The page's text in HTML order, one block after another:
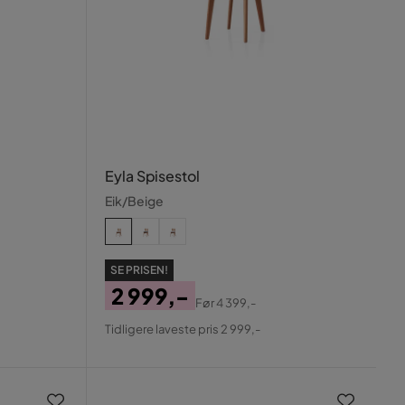
Eyla Spisestol
Eik/Beige
SE PRISEN!
Pris
2 999,-
Original
Før4 399,-
Tidligere laveste pris 2 999,-